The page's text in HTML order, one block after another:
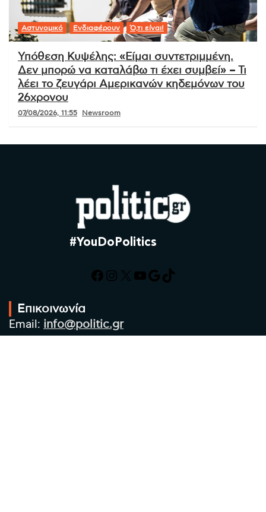
Αστυνομικό Ενδιαφέρουν Ό,τι είναι!
Υπόθεση Κυψέλης: «Είμαι συντετριμμένη.
Δεν μπορώ να καταλάβω τι έχει συμβεί» – Τι
λέει το ζευγάρι Αμερικανών κηδεμόνων του
26χρονου
07/08/2026, 11:55 Newsroom
#YouDoPolitics
Facebook
Instagram
X YouTube
Google
TikTok
Επικοινωνία
Email: info@politic.gr
Τηλ: